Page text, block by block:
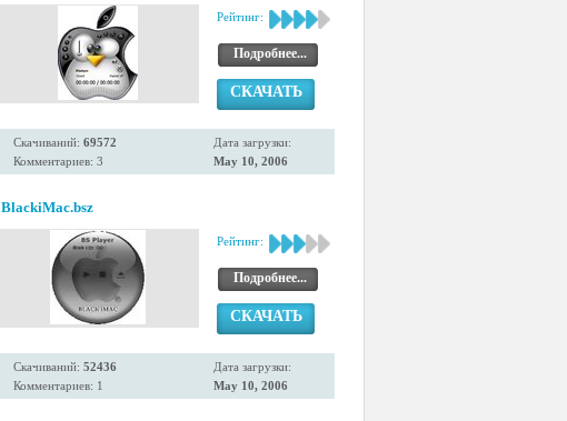
Рейтинг:
Подробнее...
СКАЧАТЬ
Скачиваний: 69572
Комментариев: 3
Дата загрузки:
May 10, 2006
BlackiMac.bsz
Рейтинг:
Подробнее...
СКАЧАТЬ
Скачиваний: 52436
Комментариев: 1
Дата загрузки:
May 10, 2006